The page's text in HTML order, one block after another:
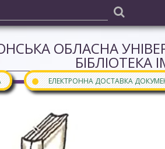
ОБЛАСНА
БІБЛІОТЕКА
● ЕЛЕКТРОННА ДОСТАВКА